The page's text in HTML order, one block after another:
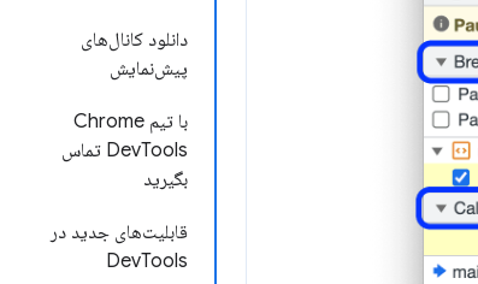
دانلود کانال‌های
پیش‌نمایش
با تیم Chrome
DevTools تماس
بگیرید
قابلیت‌های جدید در
DevTools